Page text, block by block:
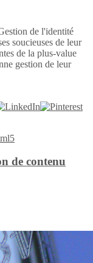
de l'identité
soucieuses de leur
de la plus-value
gestion de leur
de contenu